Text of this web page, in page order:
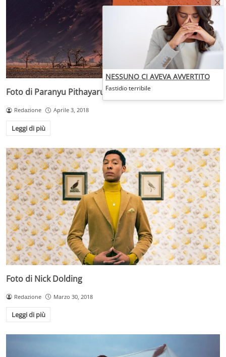
Foto di Paranyu Pithayarungsarit
Redazione Aprile 3, 2018
Leggi di più
Foto di Nick Dolding
Redazione Marzo 30, 2018
Leggi di più
NESSUNO CI AVEVA AVVERTITO
Fastidio terribile